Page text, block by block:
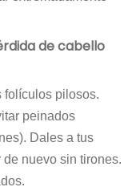
de cabello
folículos pilosos.
peinados
Dales a tus
nuevo sin tirones.